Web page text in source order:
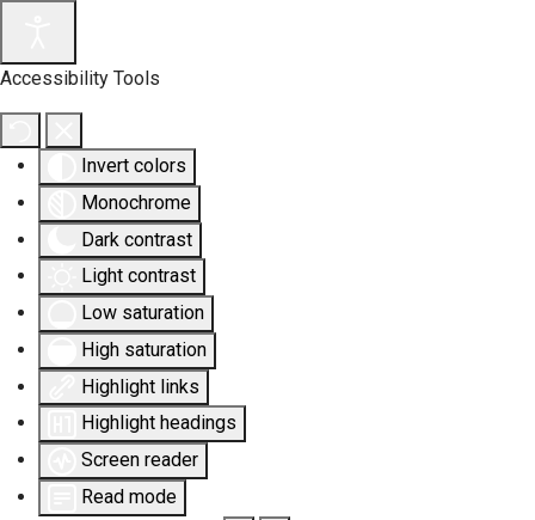
Accessibility Tools
Invert colors
Monochrome
Dark contrast
Light contrast
Low saturation
High saturation
Highlight links
Highlight headings
Screen reader
Read mode